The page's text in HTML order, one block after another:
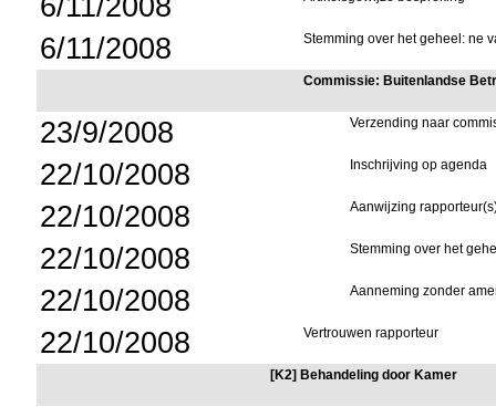
6/11/2008 Stemming over het geheel: ne
Commissie: Buitenlandse
23/9/2008 Verzending naar
22/10/2008 Inschrijving op agenda
22/10/2008 Aanwijzing
22/10/2008 Stemming over het
22/10/2008 Aanneming zonder
22/10/2008 Vertrouwen rapporteur
[K2] Behandeling door Kamer